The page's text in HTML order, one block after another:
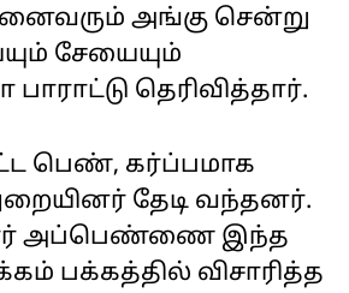
அங்கு சென்று
சேயையும்
தெரிவித்தார்.
பெண், கர்ப்பமாக
தேடி வந்தனர்.
அப்பெண்ணை இந்த
பக்கத்தில் விசாரித்த